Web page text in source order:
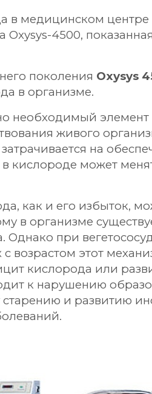
в медицинском центре
Oxysys-4500,
поколения Oxysys
в организме.
необходимый
живого
на
кислороде может
как и его избыток,
в организме
Однако при
с возрастом этот
кислорода или
к нарушению
и развитию